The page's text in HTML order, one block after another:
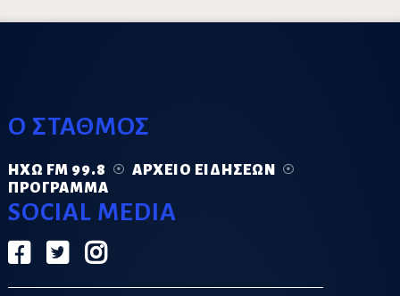
Ο ΣΤΑΘΜΟΣ
ΗΧΏ FM 99.8
ΑΡΧΕΊΟ ΕΙΔΉΣΕΩΝ
ΠΡΌΓΡΑΜΜΑ
SOCIAL MEDIA